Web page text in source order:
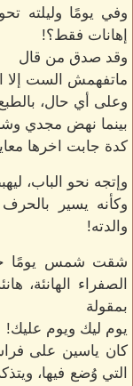
وفي يومًا وليلته
إهانات فقط؟!
وقد صدق من قال
ماتفهمش الست إلا
وعلى أي حال،
بينما نهض مجدي
كدة جابت اخرها
وإتجه نحو الباب،
وكأنه يسير
والدته!
شقت شمس يومًا
الصفراء الهانئة،
بمقولة
يوم ليك ويوم عليك!
كان ياسين على
التي وُضع فيها،